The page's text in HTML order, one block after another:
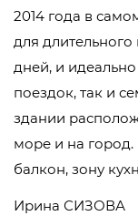
2014 года в
для
дней, и
поездок, так и
здании
море и на
балкон, зону
Ирина СИЗОВА